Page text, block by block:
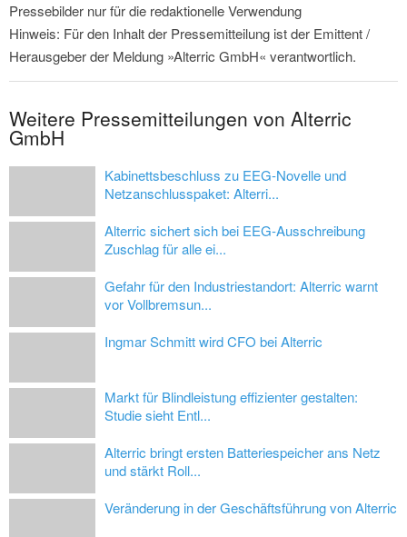
Pressebilder nur für die redaktionelle Verwendung
Hinweis: Für den Inhalt der Pressemitteilung ist der Emittent /
Herausgeber der Meldung »Alterric GmbH« verantwortlich.
Weitere Pressemitteilungen von Alterric
GmbH
Kabinettsbeschluss zu EEG-Novelle und
Netzanschlusspaket: Alterri...
Alterric sichert sich bei EEG-Ausschreibung
Zuschlag für alle ei...
Gefahr für den Industriestandort: Alterric warnt
vor Vollbremsun...
Ingmar Schmitt wird CFO bei Alterric
Markt für Blindleistung effizienter gestalten:
Studie sieht Entl...
Alterric bringt ersten Batteriespeicher ans Netz
und stärkt Roll...
Veränderung in der Geschäftsführung von Alterric